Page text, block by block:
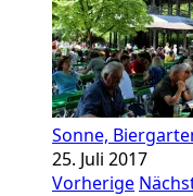
Sonne,
25. Juli 2017
Vorherige